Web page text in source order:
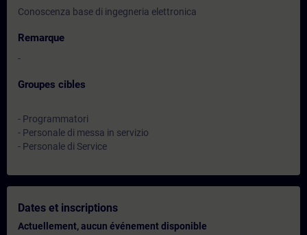
Conoscenza base di ingegneria elettronica
Remarque
-
Groupes cibles
- Programmatori
- Personale di messa in servizio
- Personale di Service
Dates et inscriptions
Actuellement, aucun événement disponible